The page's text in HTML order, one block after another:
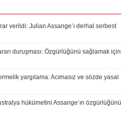
verildi: Julian Assange’ı derhal serbest
duruşması: Özgürlüğünü sağlamak için
yargılama: Acımasız ve sözde yasal
hükümetini Assange’ın özgürlüğünü